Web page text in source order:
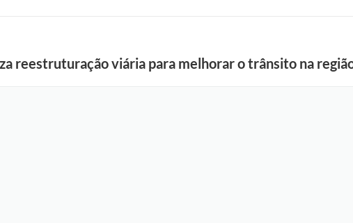
reestruturação viária para melhorar o trânsito na